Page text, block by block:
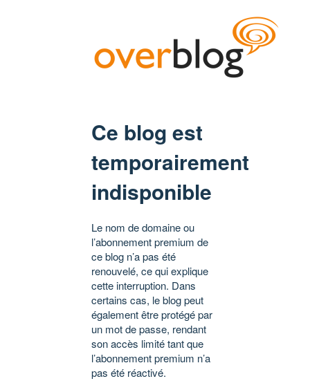
Ce blog est
temporairement
indisponible
Le nom de domaine ou
l’abonnement premium de
ce blog n’a pas été
renouvelé, ce qui explique
cette interruption. Dans
certains cas, le blog peut
également être protégé par
un mot de passe, rendant
son accès limité tant que
l’abonnement premium n’a
pas été réactivé.